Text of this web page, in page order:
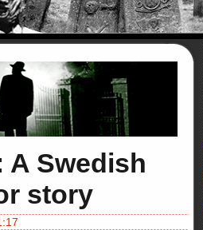
A Swedish
story